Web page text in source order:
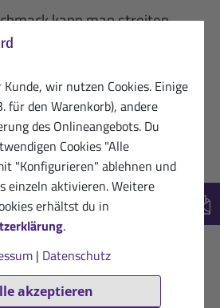
wir nutzen Cookies. Einige
für den Warenkorb), andere
des Onlineangebots. Du
Cookies "Alle
"Konfigurieren" ablehnen und
einzeln aktivieren. Weitere
erhältst du in
.
| Datenschutz
akzeptieren
kann man streiten
es soll und hat mir jetzt
gut geholfen.
Hilfreich? (1)
11.06.2021
★★★★ ★
und gut verträglich
05.06.2021
Bernhard Sport-
★★★★★